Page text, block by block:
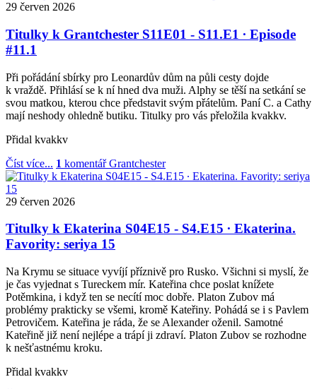
29 červen 2026
Titulky k Grantchester S11E01 - S11.E1 ∙ Episode
#11.1
Při pořádání sbírky pro Leonardův dům na půli cesty dojde
k vraždě. Přihlásí se k ní hned dva muži. Alphy se těší na setkání se
svou matkou, kterou chce představit svým přátelům. Paní C. a Cathy
mají neshody ohledně butiku. Titulky pro vás přeložila kvakkv.
Přidal kvakkv
Číst více... 1 komentář Grantchester
29 červen 2026
Titulky k Ekaterina S04E15 - S4.E15 ∙ Ekaterina.
Favority: seriya 15
Na Krymu se situace vyvíjí příznivě pro Rusko. Všichni si myslí, že
je čas vyjednat s Tureckem mír. Kateřina chce poslat knížete
Potěmkina, i když ten se necítí moc dobře. Platon Zubov má
problémy prakticky se všemi, kromě Kateřiny. Pohádá se i s Pavlem
Petrovičem. Kateřina je ráda, že se Alexander oženil. Samotné
Kateřině již není nejlépe a trápí ji zdraví. Platon Zubov se rozhodne
k nešťastnému kro­ku.
Přidal kvakkv